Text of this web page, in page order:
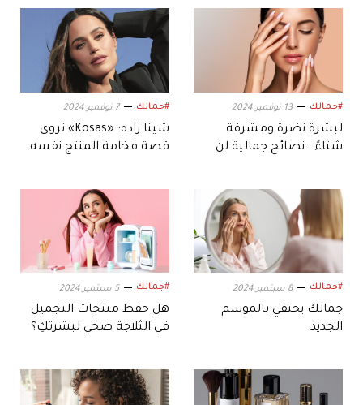
#جمالك 13 نوفمبر 2024
لبشرة نضرة ومشرقة
شتاءً.. نصائح جمالية لن
#جمالك 7 نوفمبر 2024
شينا زاده: «Kosas» تروي
قصة فخامة المنتج نفسه
#جمالك 8 سبتمبر 2024
جمالك يحتفي بالموسم
الجديد
#جمالك 5 سبتمبر 2024
هل حفظ منتجات التجميل
في الثلاجة صحي لبشرتكِ؟